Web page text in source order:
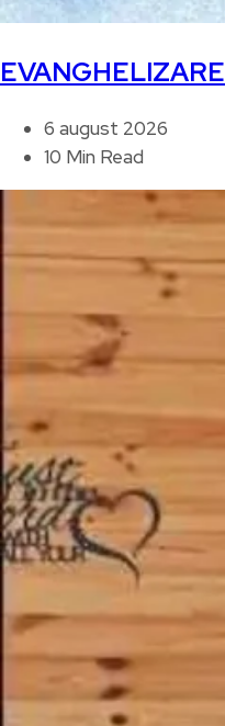
EVANGHELIZARE
6 august 2026
10 Min Read